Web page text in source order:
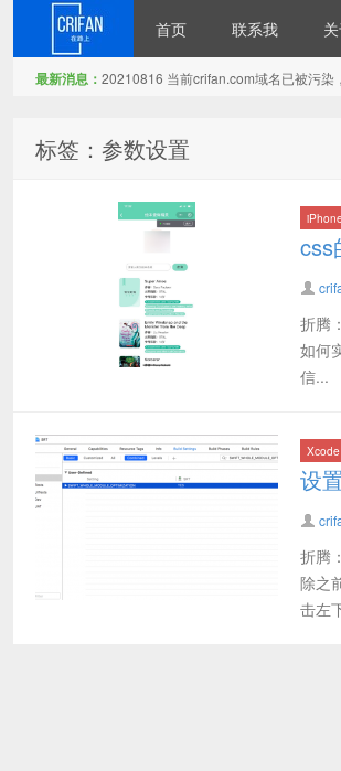
首页 联系我
最新消息： 20210816 当前crifan.com域名已被污
标签：参数设置
css
折腾
如何
信...
Xcode
设
折腾
除之
击左